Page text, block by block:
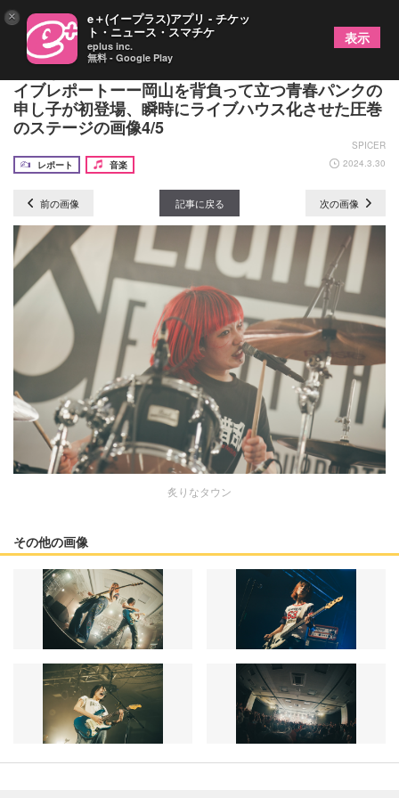
炙りなタウン『EIGHT BALL FESTIVAL 2024』ラ
イブレポートーー岡山を背負って立つ青春パンクの
申し子が初登場、瞬時にライブハウス化させた圧巻
のステージの画像4/5
SPICER
レポート
音楽 2024.3.30
前の画像 記事に戻る 次の画像
炙りなタウン
その他の画像
× e＋(イープラス)アプリ - チケッ
ト・ニュース・スマチケ
eplus inc.
無料 - Google Play
表示